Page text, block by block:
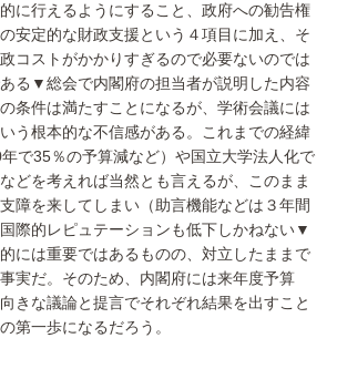
に行えるようにすること、政府への勧告権
安定的な財政支援という４項目に加え、そ
コストがかかりすぎるので必要ないのでは
る▼総会で内閣府の担当者が説明した内容
条件は満たすことになるが、学術会議には
いう根本的な不信感がある。これまでの経緯
年で35％の予算減など）や国立大学法人化で
どを考えれば当然とも言えるが、このまま
障を来してしまい（助言機能などは３年間
際的レピュテーションも低下しかねない▼
には重要ではあるものの、対立したままで
実だ。そのため、内閣府には来年度予算
きな議論と提言でそれぞれ結果を出すこと
第一歩になるだろう。